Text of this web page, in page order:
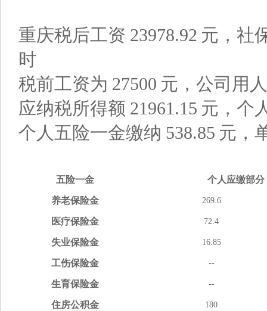
重庆税后工资 23978.92 元，社
时
税前工资为 27500 元，公司用
应纳税所得额 21961.15 元，个
个人五险一金缴纳 538.85 元，
五险一金 个人应缴部分
养老保险金 269.6
医疗保险金 72.4
失业保险金 16.85
工伤保险金 --
生育保险金 --
住房公积金 180